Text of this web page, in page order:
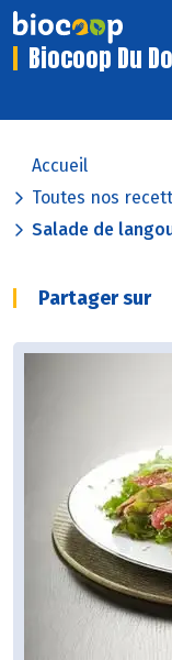
Biocoop Du
Accueil
Toutes nos
Salade de
Partager sur